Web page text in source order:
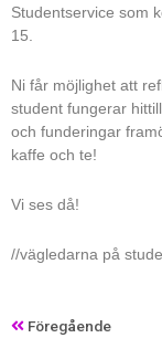
Studentservice som
15.
Ni får möjlighet att
student fungerar
och funderingar
kaffe och te!
Vi ses då!
//vägledarna på
Föregående